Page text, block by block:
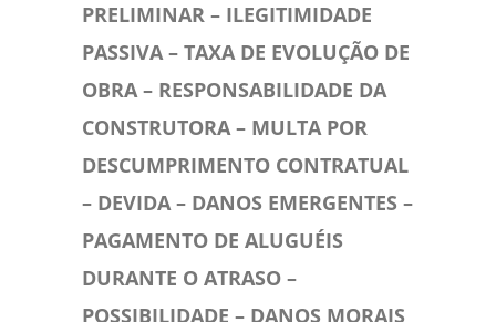
PRELIMINAR – ILEGITIMIDADE
PASSIVA – TAXA DE EVOLUÇÃO DE
OBRA – RESPONSABILIDADE DA
CONSTRUTORA – MULTA POR
DESCUMPRIMENTO CONTRATUAL
– DEVIDA – DANOS EMERGENTES –
PAGAMENTO DE ALUGUÉIS
DURANTE O ATRASO –
POSSIBILIDADE – DANOS MORAIS